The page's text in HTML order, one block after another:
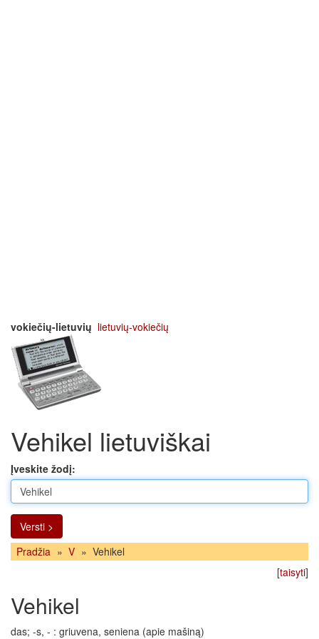
vokiečių-lietuvių lietuvių-vokiečių
Vehikel lietuviškai
Įveskite žodį:
Versti >
Pradžia » V » Vehikel
[taisyti]
Vehikel
das; -s, - : griuvena, seniena (apie mašiną)